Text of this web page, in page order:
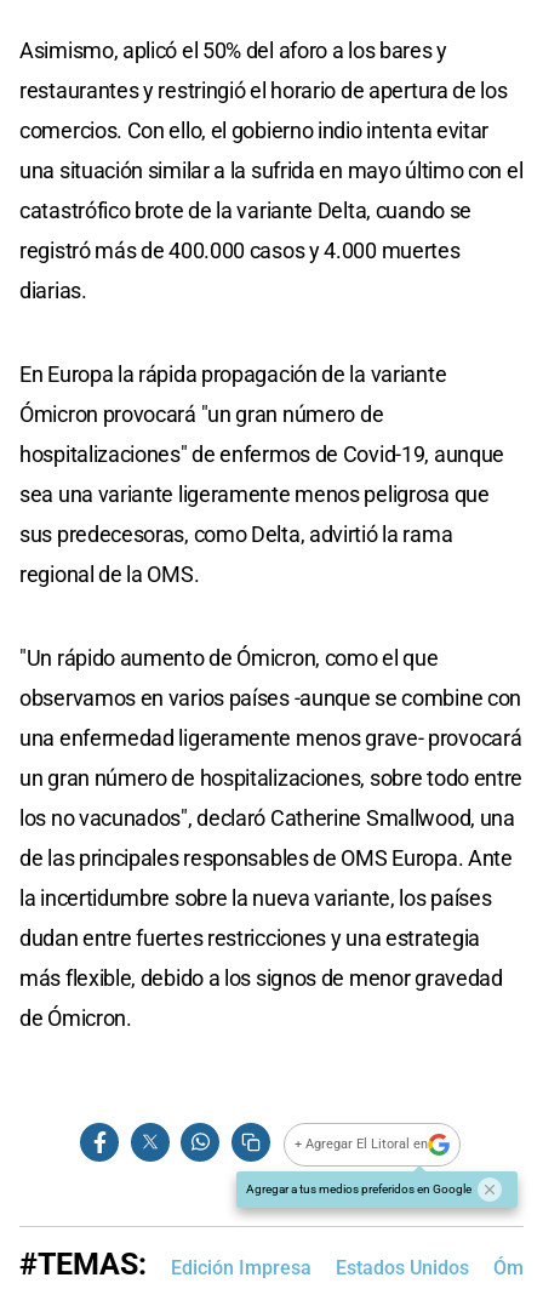
Asimismo, aplicó el 50% del aforo a los bares y
restaurantes y restringió el horario de apertura de los
comercios. Con ello, el gobierno indio intenta evitar
una situación similar a la sufrida en mayo último con el
catastrófico brote de la variante Delta, cuando se
registró más de 400.000 casos y 4.000 muertes
diarias.
En Europa la rápida propagación de la variante
Ómicron provocará "un gran número de
hospitalizaciones" de enfermos de Covid-19, aunque
sea una variante ligeramente menos peligrosa que
sus predecesoras, como Delta, advirtió la rama
regional de la OMS.
"Un rápido aumento de Ómicron, como el que
observamos en varios países -aunque se combine con
una enfermedad ligeramente menos grave- provocará
un gran número de hospitalizaciones, sobre todo entre
los no vacunados", declaró Catherine Smallwood, una
de las principales responsables de OMS Europa. Ante
la incertidumbre sobre la nueva variante, los países
dudan entre fuertes restricciones y una estrategia
más flexible, debido a los signos de menor gravedad
de Ómicron.
+ Agregar El Litoral en
Agregar a tus medios preferidos en Google
#TEMAS: Edición Impresa Estados Unidos